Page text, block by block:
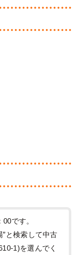
です。
”と検索して中古
1)を選んでく